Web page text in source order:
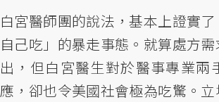
白宮醫師團的說法，基本上證實
自己吃」的暴走事態。就算處方
出，但白宮醫生對於醫事專業兩
應，卻也令美國社會極為吃驚。